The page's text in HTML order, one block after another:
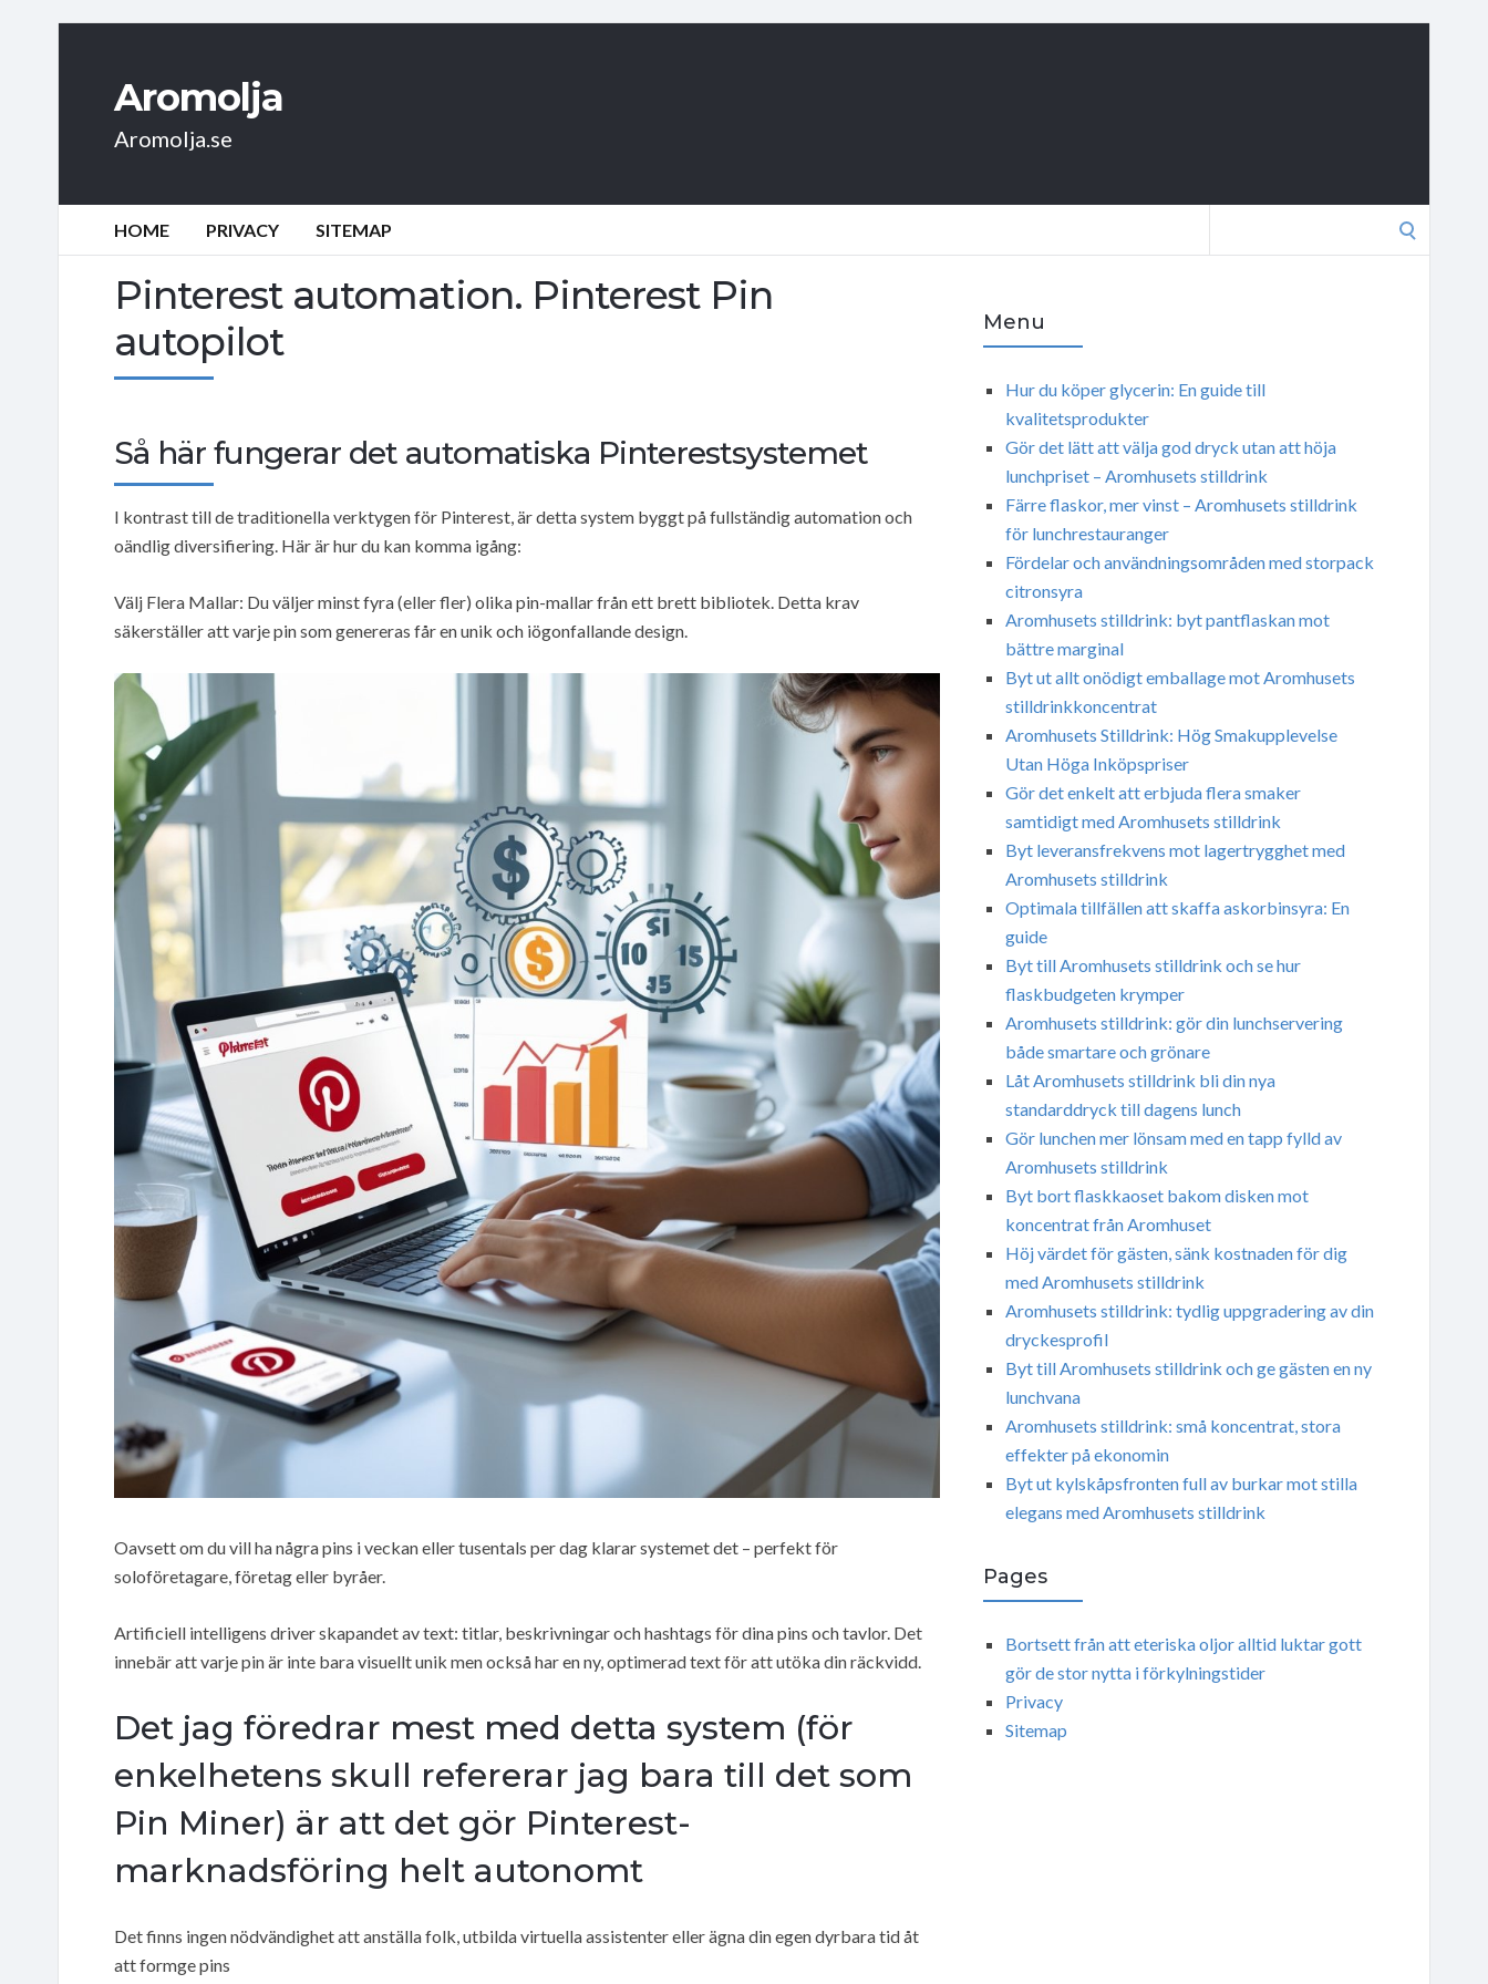
Aromolja
Aromolja.se
HOME PRIVACY SITEMAP
Pinterest automation. Pinterest Pin
autopilot
Så här fungerar det automatiska Pinterestsystemet
I kontrast till de traditionella verktygen för Pinterest, är detta system byggt på fullständig automation och
oändlig diversifiering. Här är hur du kan komma igång:
Välj Flera Mallar: Du väljer minst fyra (eller fler) olika pin-mallar från ett brett bibliotek. Detta krav
säkerställer att varje pin som genereras får en unik och iögonfallande design.
Oavsett om du vill ha några pins i veckan eller tusentals per dag klarar systemet det – perfekt för
soloföretagare, företag eller byråer.
Artificiell intelligens driver skapandet av text: titlar, beskrivningar och hashtags för dina pins och tavlor. Det
innebär att varje pin är inte bara visuellt unik men också har en ny, optimerad text för att utöka din räckvidd.
Det jag föredrar mest med detta system (för
enkelhetens skull refererar jag bara till det som
Pin Miner) är att det gör Pinterest-
marknadsföring helt autonomt
Det finns ingen nödvändighet att anställa folk, utbilda virtuella assistenter eller ägna din egen dyrbara tid åt
att formge pins
Menu
Hur du köper glycerin: En guide till
kvalitetsprodukter
Gör det lätt att välja god dryck utan att höja
lunchpriset – Aromhusets stilldrink
Färre flaskor, mer vinst – Aromhusets stilldrink
för lunchrestauranger
Fördelar och användningsområden med storpack
citronsyra
Aromhusets stilldrink: byt pantflaskan mot
bättre marginal
Byt ut allt onödigt emballage mot Aromhusets
stilldrinkkoncentrat
Aromhusets Stilldrink: Hög Smakupplevelse
Utan Höga Inköpspriser
Gör det enkelt att erbjuda flera smaker
samtidigt med Aromhusets stilldrink
Byt leveransfrekvens mot lagertrygghet med
Aromhusets stilldrink
Optimala tillfällen att skaffa askorbinsyra: En
guide
Byt till Aromhusets stilldrink och se hur
flaskbudgeten krymper
Aromhusets stilldrink: gör din lunchservering
både smartare och grönare
Låt Aromhusets stilldrink bli din nya
standarddryck till dagens lunch
Gör lunchen mer lönsam med en tapp fylld av
Aromhusets stilldrink
Byt bort flaskkaoset bakom disken mot
koncentrat från Aromhuset
Höj värdet för gästen, sänk kostnaden för dig
med Aromhusets stilldrink
Aromhusets stilldrink: tydlig uppgradering av din
dryckesprofil
Byt till Aromhusets stilldrink och ge gästen en ny
lunchvana
Aromhusets stilldrink: små koncentrat, stora
effekter på ekonomin
Byt ut kylskåpsfronten full av burkar mot stilla
elegans med Aromhusets stilldrink
Pages
Bortsett från att eteriska oljor alltid luktar gott
gör de stor nytta i förkylningstider
Privacy
Sitemap